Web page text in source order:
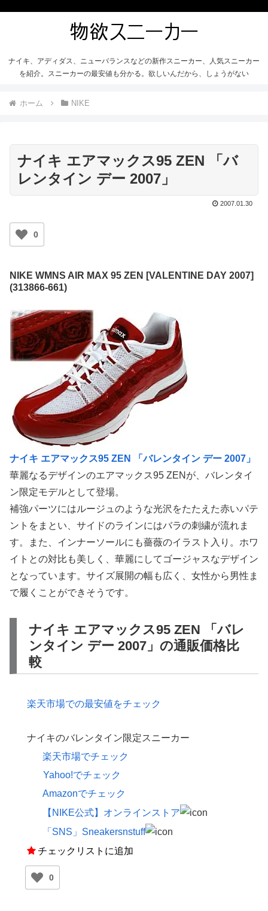
ナイキ、アディダス、ニューバランスなどの新作スニーカー、人気スニーカー
を紹介。スニーカーの最安値も分かる。欲しいんだから、しょうがない
ホーム NIKE
ナイキ エアマックス95 ZEN 「バ
レンタイン デー 2007」
2007.01.30
0
NIKE WMNS AIR MAX 95 ZEN [VALENTINE DAY 2007]
(313866-661)
ナイキ エアマックス95 ZEN 「バレンタイン デー 2007」
華麗なるデザインのエアマックス95 ZENが、バレンタイ
ン限定モデルとして登場。
補強パーツにはルージュのような光沢をたたえた赤いパテ
ントをまとい、サイドのラインにはバラの刺繍が流れま
す。また、インナーソールにも薔薇のイラスト入り。ホワ
イトとの対比も美しく、華麗にしてゴージャスなデザイン
となっています。サイズ展開の幅も広く、女性から男性ま
で履くことができそうです。
ナイキ エアマックス95 ZEN 「バレ
ンタイン デー 2007」の通販価格比
較
楽天市場での最安値をチェック
ナイキのバレンタイン限定スニーカー
楽天市場でチェック
Yahoo!でチェック
Amazonでチェック
【NIKE公式】オンラインストア
「SNS」Sneakersnstuff
チェックリストに追加
0